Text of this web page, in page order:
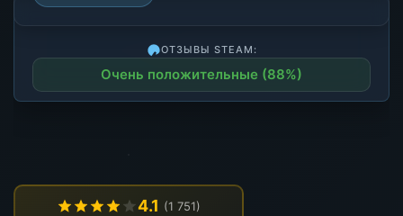
ОТЗЫВЫ STEAM:
Очень положительные (88%)
4.1 (1 751)